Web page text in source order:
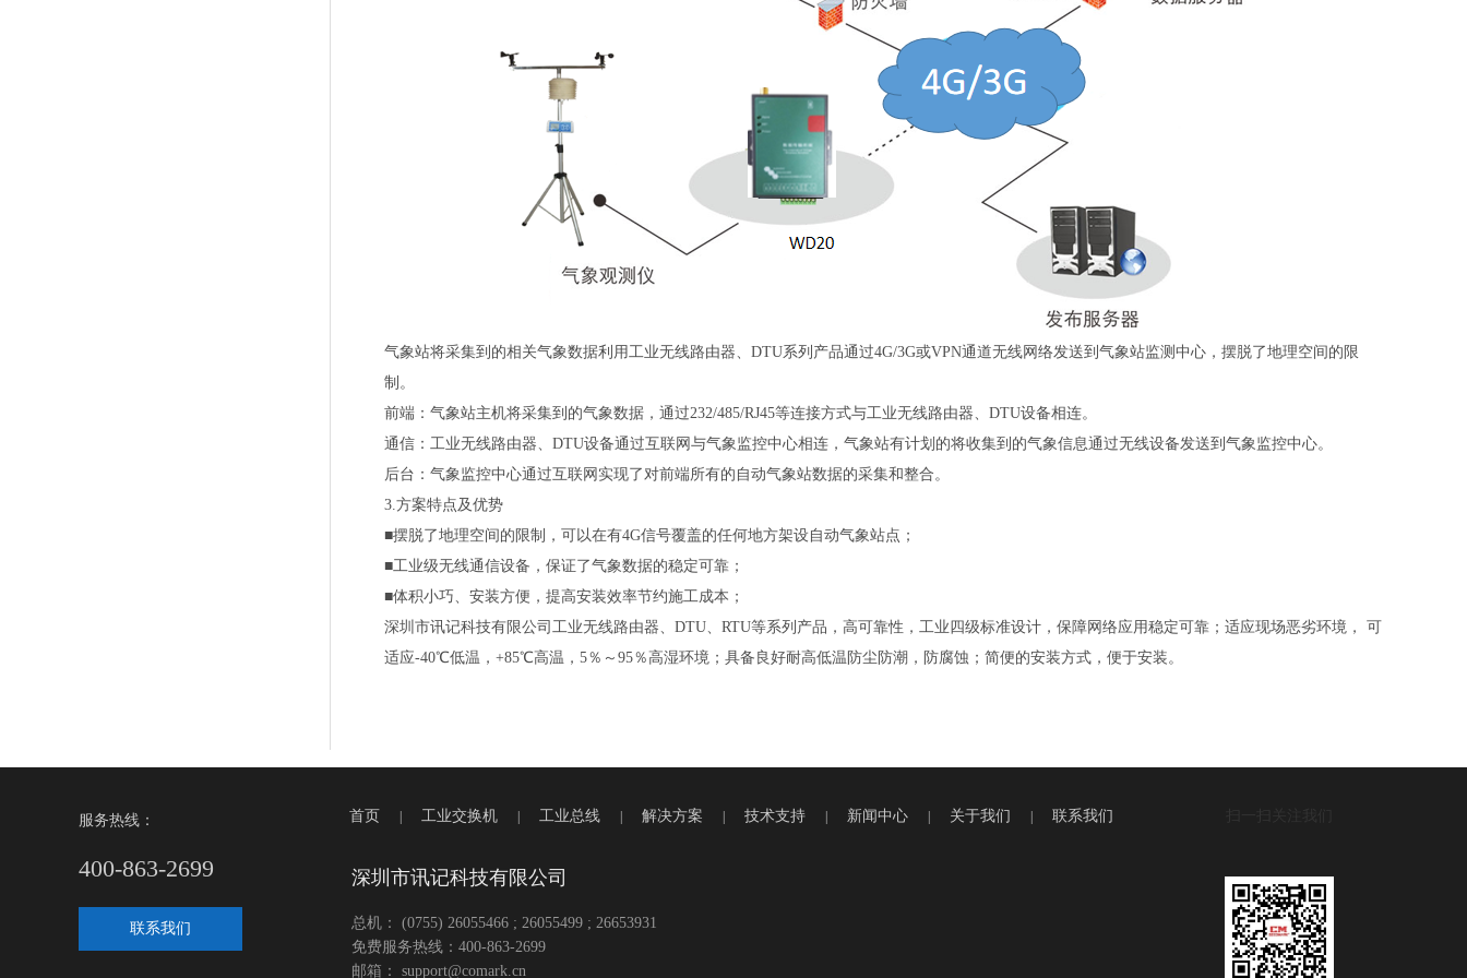
气象站将采集到的相关气象数据利用工业无线路由器、DTU系列产品通过4G/3G或VPN通道无线网络发送到气象站监测中心，摆脱了地理空间的限
制。
前端：气象站主机将采集到的气象数据，通过232/485/RJ45等连接方式与工业无线路由器、DTU设备相连。
通信：工业无线路由器、DTU设备通过互联网与气象监控中心相连，气象站有计划的将收集到的气象信息通过无线设备发送到气象监控中心。
后台：气象监控中心通过互联网实现了对前端所有的自动气象站数据的采集和整合。
3.方案特点及优势
■摆脱了地理空间的限制，可以在有4G信号覆盖的任何地方架设自动气象站点；
■工业级无线通信设备，保证了气象数据的稳定可靠；
■体积小巧、安装方便，提高安装效率节约施工成本；
深圳市讯记科技有限公司工业无线路由器、DTU、RTU等系列产品，高可靠性，工业四级标准设计，保障网络应用稳定可靠；适应现场恶劣环境， 可
适应-40℃低温，+85℃高温，5％～95％高湿环境；具备良好耐高低温防尘防潮，防腐蚀；简便的安装方式，便于安装。
服务热线：
400-863-2699
联系我们
首页 工业交换机 工业总线 解决方案 技术支持 新闻中心 关于我们 联系我们
深圳市讯记科技有限公司
总机： (0755) 26055466 ; 26055499 ; 26653931
免费服务热线：400-863-2699
邮箱： support@comark.cn